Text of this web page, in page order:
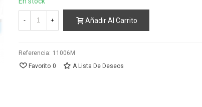
- + Añadir Al Carrito
Referencia: 11006M
Favorito 0 A Lista De Deseos